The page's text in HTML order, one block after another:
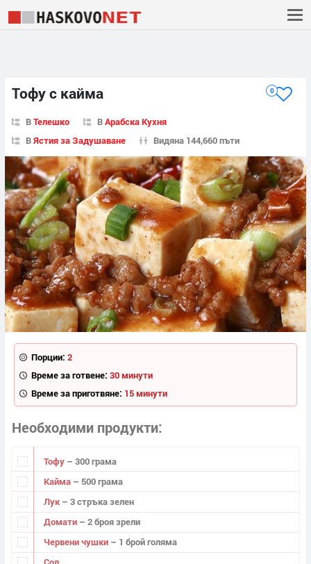
Тофу с кайма 0
ВТелешко ВАрабска Кухня
ВЯстия за Задушаване Видяна 144,660 пъти
Порции: 2
Време за готвене: 30 минути
Време за приготвяне: 15 минути
Необходими продукти
Тофу – 300 грама
Кайма – 500 грама
Лук – 3 стръка зелен
Домати – 2 броя зрели
Червени чушки – 1 брой голяма